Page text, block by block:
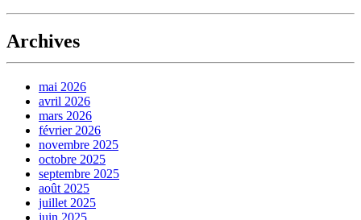
Archives
mai 2026
avril 2026
mars 2026
février 2026
novembre 2025
octobre 2025
septembre 2025
août 2025
juillet 2025
juin 2025